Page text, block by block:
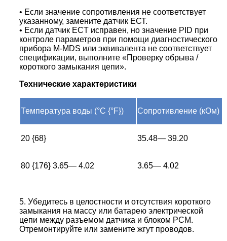
• Если значение сопротивления не соответствует
указанному, замените датчик ЕСТ.
• Если датчик ECT исправен, но значение PID при
контроле параметров при помощи диагностического
прибора M-MDS или эквивалента не соответствует
спецификации, выполните «Проверку обрыва /
короткого замыкания цепи».
Технические характеристики
Температура воды (°C {°F}) Сопротивление (кОм)
20 {68} 35.48— 39.20
80 {176} 3.65— 4.02 3.65— 4.02
5. Убедитесь в целостности и отсутствия короткого
замыкания на массу или батарею электрической
цепи между разъемом датчика и блоком РСМ.
Отремонтируйте или замените жгут проводов.